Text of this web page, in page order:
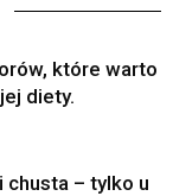
które warto
diety.
chusta – tylko u